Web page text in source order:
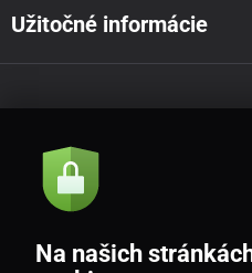
Užitočné informácie
Akcie a novinky e-mailom
Souhlasím sezásadami
Na našich